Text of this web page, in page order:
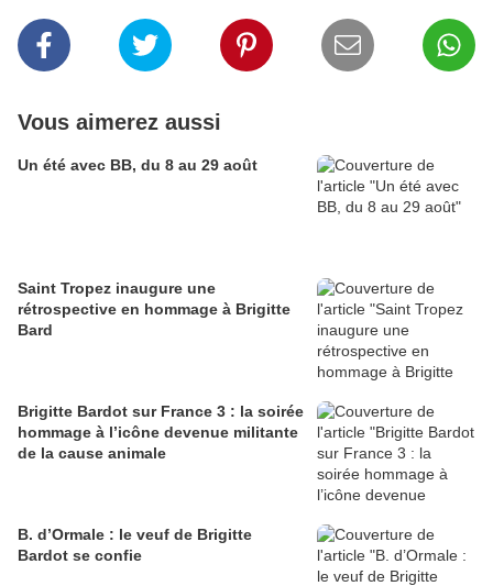
Vous aimerez aussi
Un été avec BB, du 8 au 29 août
Saint Tropez inaugure une
rétrospective en hommage à Brigitte
Bard
Brigitte Bardot sur France 3 : la soirée
hommage à l’icône devenue militante
de la cause animale
B. d’Ormale : le veuf de Brigitte
Bardot se confie